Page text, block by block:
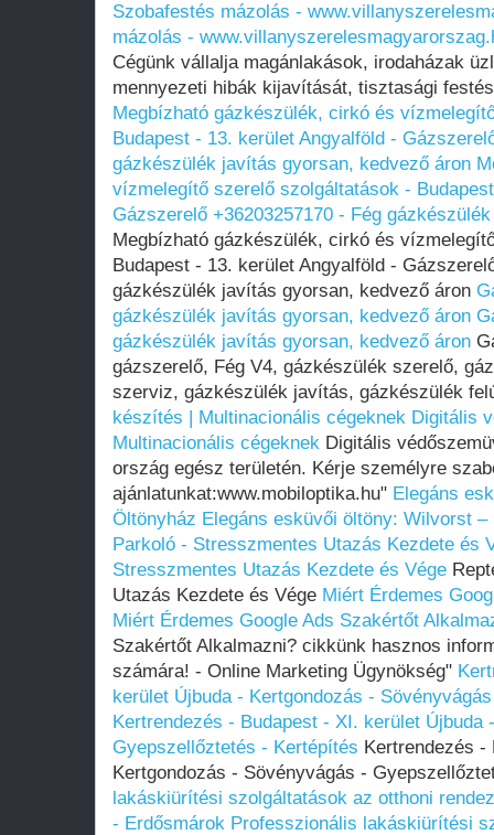
Szobafestés mázolás -
mázolás -
Cégünk vállalja magánlakások, irodaházak
mennyezeti hibák kijavítását, tisztasági
Megbízható gázkészülék, cirkó és
Budapest - 13. kerület Angyalföld -
gázkészülék javítás gyorsan, kedvező áron
vízmelegítő szerelő szolgáltatások -
Gázszerelő +36203257170 - Fég
Megbízható gázkészülék, cirkó és
Budapest - 13. kerület Angyalföld -
gázkészülék javítás gyorsan, kedvező áron
gázkészülék javítás gyorsan, kedvező áron
gázkészülék javítás gyorsan, kedvező áron
gázszerelő, Fég V4, gázkészülék szerelő,
szerviz, gázkészülék javítás, gázkészülék
készítés | Multinacionális cégeknek Digitális
Multinacionális cégeknek Digitális
ország egész területén. Kérje személyre
ajánlatunkat:www.mobiloptika.hu" Elegáns
Öltönyház Elegáns esküvői öltöny: Wilvorst
Parkoló - Stresszmentes Utazás Kezdete és
Stresszmentes Utazás Kezdete és Vége
Utazás Kezdete és Vége Miért Érdemes
Miért Érdemes Google Ads Szakértőt
Szakértőt Alkalmazni? cikkünk hasznos
számára! - Online Marketing Ügynökség"
kerület Újbuda - Kertgondozás -
Kertrendezés - Budapest - XI. kerület
Gyepszellőztetés - Kertépítés Kertrendezés -
Kertgondozás - Sövényvágás -
lakáskiürítési szolgáltatások az otthoni
- Erdősmárok Professzionális lakáskiürítési